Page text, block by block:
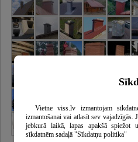
Vietne viss.lv izmantojam
izmantošanai vai atlasīt sev
jebkurā laikā, lapas apakšā spiežot
sīkdatnēm sadaļā "Sīkdatņu politika"